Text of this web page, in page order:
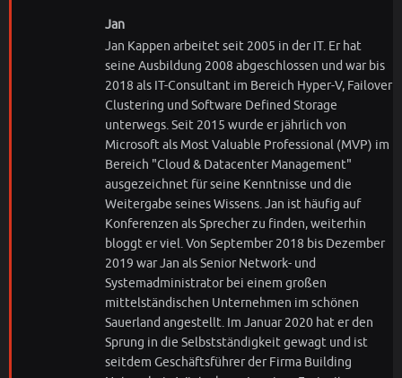
Jan
Jan Kappen arbeitet seit 2005 in der IT. Er hat
seine Ausbildung 2008 abgeschlossen und war bis
2018 als IT-Consultant im Bereich Hyper-V, Failover
Clustering und Software Defined Storage
unterwegs. Seit 2015 wurde er jährlich von
Microsoft als Most Valuable Professional (MVP) im
Bereich "Cloud & Datacenter Management"
ausgezeichnet für seine Kenntnisse und die
Weitergabe seines Wissens. Jan ist häufig auf
Konferenzen als Sprecher zu finden, weiterhin
bloggt er viel. Von September 2018 bis Dezember
2019 war Jan als Senior Network- und
Systemadministrator bei einem großen
mittelständischen Unternehmen im schönen
Sauerland angestellt. Im Januar 2020 hat er den
Sprung in die Selbstständigkeit gewagt und ist
seitdem Geschäftsführer der Firma Building